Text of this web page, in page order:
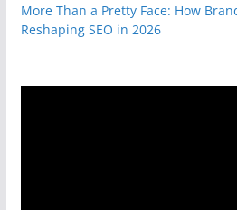
More Than a Pretty Face: How
Reshaping SEO in 2026